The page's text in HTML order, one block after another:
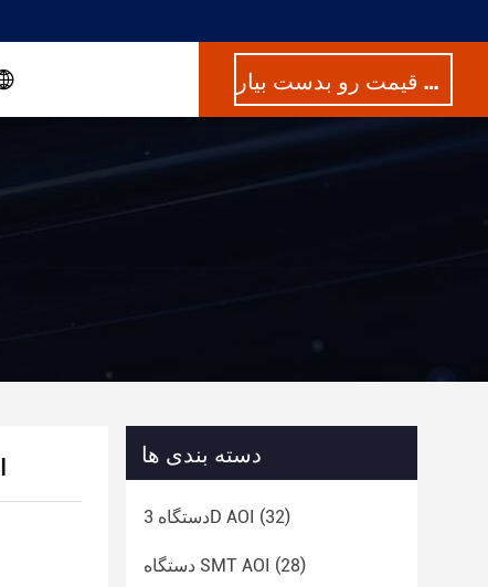
بهترین قیمت رو بدست بیار
دسته بندی ها
دستگاه 3D AOI (32)
دستگاه SMT AOI (28)